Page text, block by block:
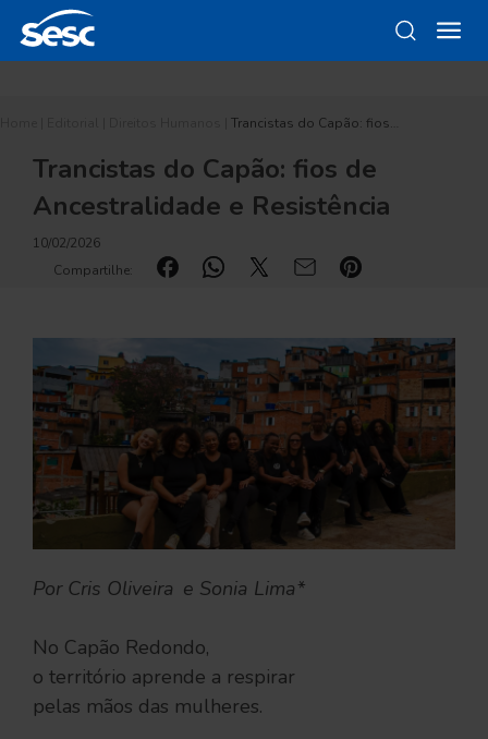
Trancistas do Capão: fios…
Trancistas do Capão: fios de
Ancestralidade e Resistência
10/02/2026
Compartilhe:
Por Cris Oliveira e Sonia Lima*
No Capão Redondo,
o território aprende a respirar
pelas mãos das mulheres.